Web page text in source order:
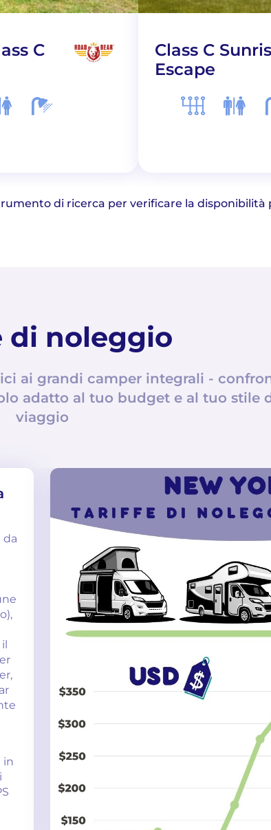
C
Class C
Escape
di ricerca per verificare la disponibilità
di noleggio
ai grandi camper integrali -
adatto al tuo budget e al tuo stile
viaggio
da
in